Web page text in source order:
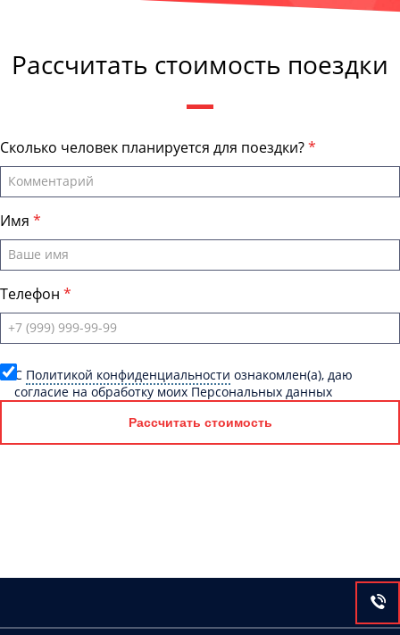
Рассчитать стоимость поездки
Сколько человек планируется для поездки?
Имя
Телефон
C Политикой конфиденциальности ознакомлен(а), даю
согласие на обработку моих Персональных данных
Рассчитать стоимость